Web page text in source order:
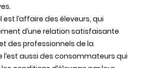
l’affaire des éleveurs, qui
d’une relation satisfaisante
des professionnels de la
l’est aussi des consommateurs qui